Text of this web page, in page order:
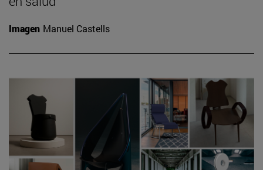
Imagen Manuel Castells